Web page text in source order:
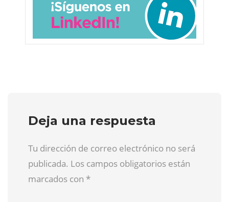
Deja una respuesta
Tu dirección de correo electrónico no será
publicada. Los campos obligatorios están
marcados con *